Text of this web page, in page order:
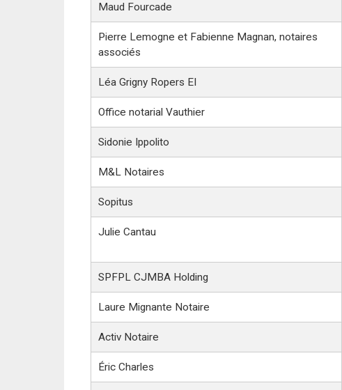
Maud Fourcade
Pierre Lemogne et Fabienne Magnan, notaires
associés
Léa Grigny Ropers EI
Office notarial Vauthier
Sidonie Ippolito
M&L Notaires
Sopitus
Julie Cantau
SPFPL CJMBA Holding
Laure Mignante Notaire
Activ Notaire
Éric Charles